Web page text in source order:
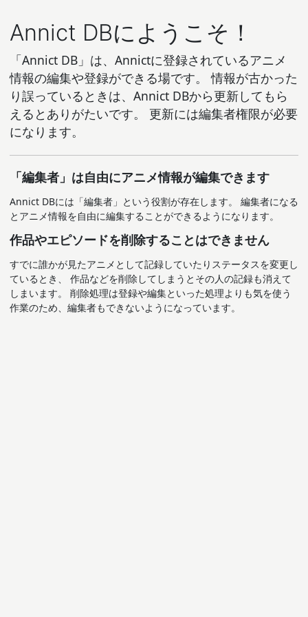
Annict DBにようこそ！
「Annict DB」は、Annictに登録されているアニメ
情報の編集や登録ができる場です。 情報が古かった
り誤っているときは、Annict DBから更新してもら
えるとありがたいです。 更新には編集者権限が必要
になります。
「編集者」は自由にアニメ情報が編集できます
Annict DBには「編集者」という役割が存在します。 編集者になる
とアニメ情報を自由に編集することができるようになります。
作品やエピソードを削除することはできません
すでに誰かが見たアニメとして記録していたりステータスを変更し
ているとき、 作品などを削除してしまうとその人の記録も消えて
しまいます。 削除処理は登録や編集といった処理よりも気を使う
作業のため、編集者もできないようになっています。